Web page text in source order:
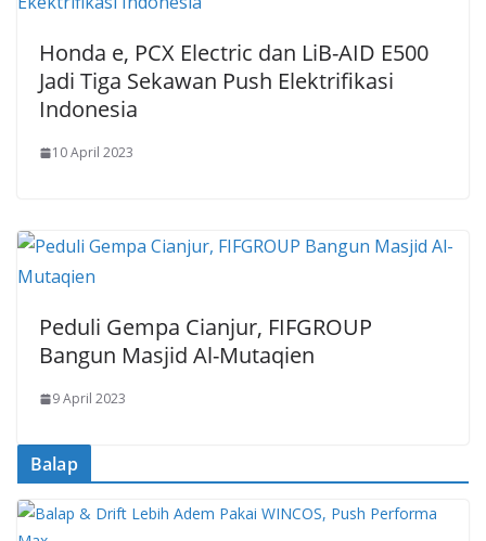
Honda e, PCX Electric dan LiB-AID E500
Jadi Tiga Sekawan Push Elektrifikasi
Indonesia
10 April 2023
Peduli Gempa Cianjur, FIFGROUP
Bangun Masjid Al-Mutaqien
9 April 2023
Balap